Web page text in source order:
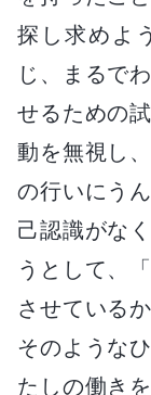
探し求めよ
じ、まるで
せるための
動を無視し
の行いにう
己認識がな
うとして、
させている
そのような
たしの働き